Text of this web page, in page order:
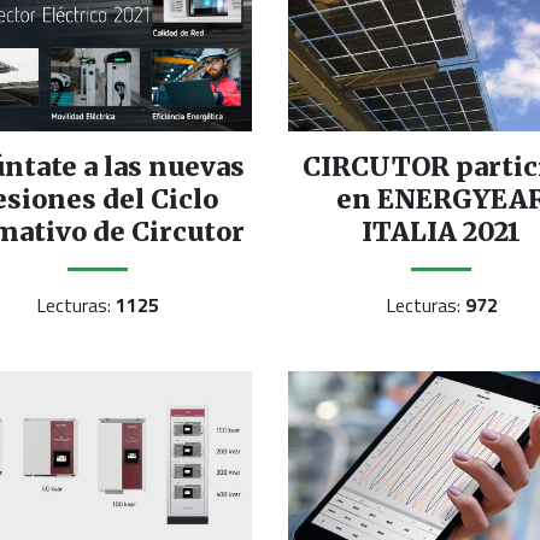
a las nuevas
del Ciclo
de Circutor
Lecturas:1125
CIRCUTOR
en
ITALIA 2021
Lecturas: 972